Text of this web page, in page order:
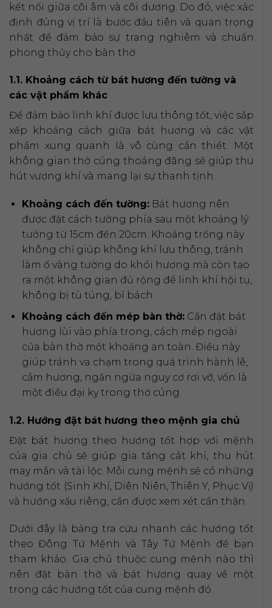
kết nối giữa cõi âm và cõi dương. Do đó, việc xác
định đúng vị trí là bước đầu tiên và quan trọng
nhất để đảm bảo sự trang nghiêm và chuẩn
phong thủy cho bàn thờ.
1.1. Khoảng cách từ bát hương đến tường và
các vật phẩm khác
Để đảm bảo linh khí được lưu thông tốt, việc sắp
xếp khoảng cách giữa bát hương và các vật
phẩm xung quanh là vô cùng cần thiết. Một
không gian thờ cúng thoáng đãng sẽ giúp thu
hút vượng khí và mang lại sự thanh tịnh.
Khoảng cách đến tường:Bát hương nên
được đặt cách tường phía sau một khoảng lý
tưởng từ 15cm đến 20cm. Khoảng trống này
không chỉ giúp không khí lưu thông, tránh
làm ố vàng tường do khói hương mà còn tạo
ra một không gian đủ rộng để linh khí hội tụ,
không bị tù túng, bí bách.
Khoảng cách đến mép bàn thờ:Cần đặt bát
hương lùi vào phía trong, cách mép ngoài
của bàn thờ một khoảng an toàn. Điều này
giúp tránh va chạm trong quá trình hành lễ,
cắm hương, ngăn ngừa nguy cơ rơi vỡ, vốn là
một điều đại kỵ trong thờ cúng.
1.2. Hướng đặt bát hương theo mệnh gia chủ
Đặt bát hương theo hướng tốt hợp với mệnh
của gia chủ sẽ giúp gia tăng cát khí, thu hút
may mắn và tài lộc. Mỗi cung mệnh sẽ có những
hướng tốt (Sinh Khí, Diên Niên, Thiên Y, Phục Vị)
và hướng xấu riêng, cần được xem xét cẩn thận.
Dưới đây là bảng tra cứu nhanh các hướng tốt
theo Đông Tứ Mệnh và Tây Tứ Mệnh để bạn
tham khảo. Gia chủ thuộc cung mệnh nào thì
nên đặt bàn thờ và bát hương quay về một
trong các hướng tốt của cung mệnh đó.